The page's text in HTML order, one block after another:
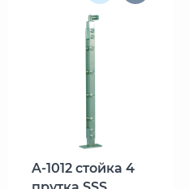
A-1012 стойка 4